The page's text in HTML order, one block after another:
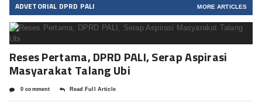
ADVETORIAL DPRD PALI MORE ARTICLES
Reses Pertama, DPRD PALI, Serap Aspirasi
Masyarakat Talang Ubi
0 comment Read Full Article